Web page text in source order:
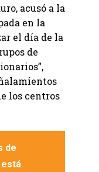
acusó a la
en la
el día de la
de
los centros
de
está